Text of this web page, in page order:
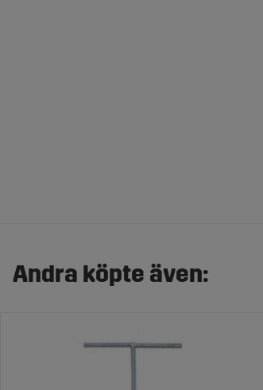
Andra köpte även: